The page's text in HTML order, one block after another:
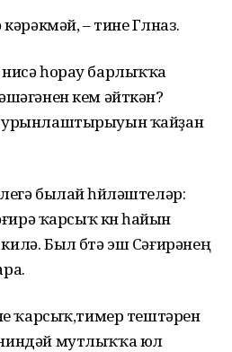
– тине Гөлназ.
һорау барлыҡҡа
кем әйткән?
урынлаштырыуын ҡайҙан
былай һөйләштеләр:
ҡарсыҡ көн һайын
Был бөтә эш Сәғирәнең
ҡарсыҡ,тимер тештәрен
мутлыҡҡа юл